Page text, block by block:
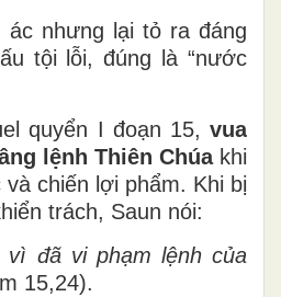
ác nhưng lại tỏ ra đáng
tội lỗi, đúng là “nước
quyển I đoạn 15, vua
lệnh Thiên Chúa khi
chiến lợi phẩm. Khi bị
trách, Saun nói:
vì đã vi phạm lệnh của
15,24).